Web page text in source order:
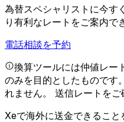
為替スペシャリストに今す
り有利なレートをご案内で
電話相談を予約
換算ツールには仲値レー
のみを目的としたものです
れません。 送信レートをご
Xeで海外に送金できること